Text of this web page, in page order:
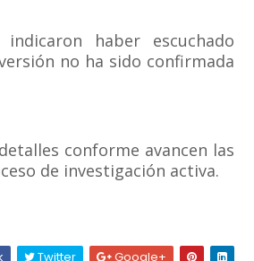
haber escuchado
no ha sido confirmada
conforme avancen las
de investigación activa.
Twitter Google+